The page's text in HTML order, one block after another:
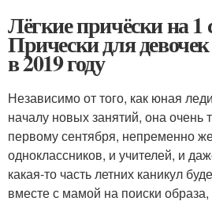
Лёгкие причёски на 1
Прически для
в 2019 году
Независимо от того, как юная
началу новых занятий, она очень
первому сентября, непременно
одноклассников, и учителей, и
какая-то часть летних каникул
вместе с мамой на поиски